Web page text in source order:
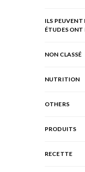
ILS PEUVENT
ÉTUDES ONT
NON CLASSÉ
NUTRITION
OTHERS
PRODUITS
RECETTE